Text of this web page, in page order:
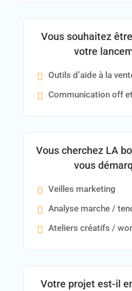
Vous souhaitez
votre
Outils d’aide à la
Communication off
Vous cherchez LA
vous
Veilles marketing
Analyse marche /
Ateliers créatifs /
Votre projet est-il